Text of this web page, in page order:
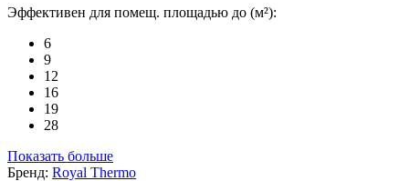
Эффективен для помещ. площадью до (м²):
6
9
12
16
19
28
Показать больше
Бренд: Royal Thermo